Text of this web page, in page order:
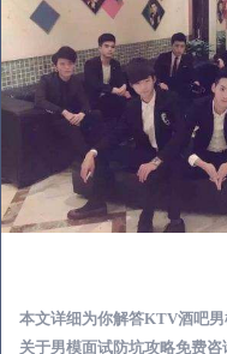
本文详细为你解答怎么选择
多男模型男场玩乐攻略免费